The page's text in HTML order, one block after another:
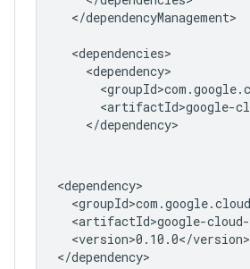
</dependencyManagement>
<version>0.10.0</version>